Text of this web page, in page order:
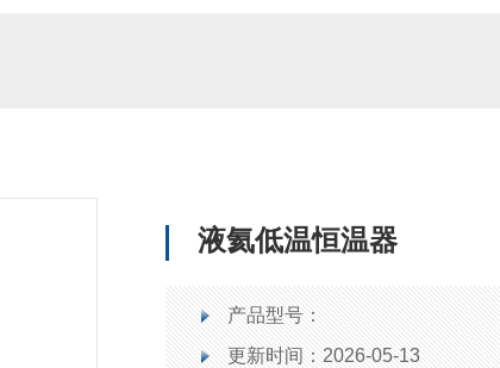
液氦低温恒温器
产品型号：
更新时间：2026-05-13